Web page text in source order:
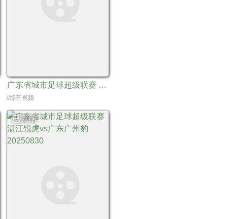
广东省城市足球超级联赛 阳江西海岸vs广东蜀地红20250906
//综艺视频
已完结